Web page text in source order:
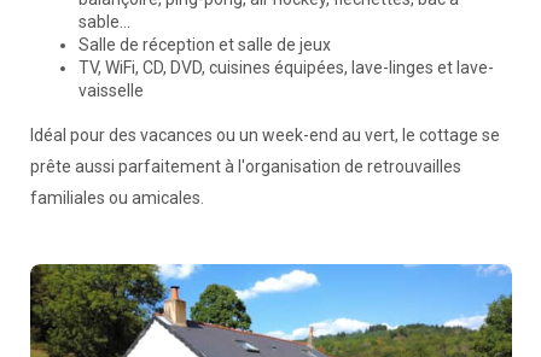
sable...
Salle de réception et salle de jeux
TV, WiFi, CD, DVD, cuisines équipées, lave-linges et lave-
vaisselle
Idéal pour des vacances ou un week-end au vert, le cottage se
prête aussi parfaitement à l'organisation de retrouvailles
familiales ou amicales.